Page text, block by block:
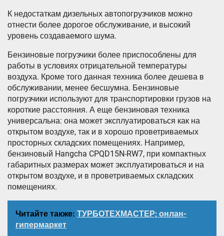
К недостаткам дизельных автопогрузчиков можно
отнести более дорогое обслуживание, и высокий
уровень создаваемого шума.
Бензиновые погрузчики более приспособлены для
работы в условиях отрицательной температуры
воздуха. Кроме того данная техника более дешева в
обслуживании, менее бесшумна. Бензиновые
погрузчики используют для транспортировки грузов на
короткие расстояния. А еще бензиновая техника
универсальна: она может эксплуатироваться как на
открытом воздухе, так и в хорошо проветриваемых
просторных складских помещениях. Например,
бензиновый Hangcha CPQD15N-RW7, при компактных
габаритных размерах может эксплуатироваться и на
открытом воздухе, и в проветриваемых складских
помещениях.
Читайте также: ТУРБОТЕХМАСТЕР; онлан-
гипермаркет